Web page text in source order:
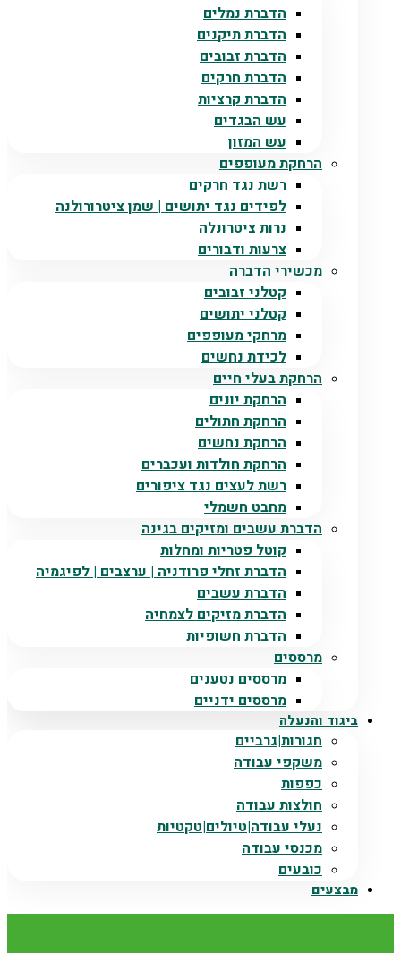
הדברת נמלים
הדברת תיקנים
הדברת זבובים
הדברת חרקים
הדברת קרציות
עש הבגדים
עש המזון
הרחקת מעופפים
רשת נגד חרקים
לפידים נגד יתושים | שמן ציטרורולנה
נרות ציטרונלה
צרעות ודבורים
מכשירי הדברה
קטלני זבובים
קטלני יתושים
מרחקי מעופפים
לכידת נחשים
הרחקת בעלי חיים
הרחקת יונים
הרחקת חתולים
הרחקת נחשים
הרחקת חולדות ועכברים
רשת לעצים נגד ציפורים
מחבט חשמלי
הדברת עשבים ומזיקים בגינה
קוטל פטריות ומחלות
הדברת זחלי פרודניה | ערצבים | לפיגמיה
הדברת עשבים
הדברת מזיקים לצמחיה
הדברת חשופיות
מרססים
מרססים נטענים
מרססים ידניים
ביגוד והנעלה
חגורות|גרביים
משקפי עבודה
כפפות
חולצות עבודה
נעלי עבודה|טיולים|טקטיות
מכנסי עבודה
כובעים
מבצעים